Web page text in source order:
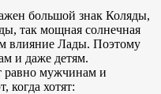
большой знак Коляды,
так мощная солнечная
влияние Лады. Поэтому
и даже детям.
равно мужчинам и
хотят: